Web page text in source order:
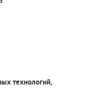
технологий,